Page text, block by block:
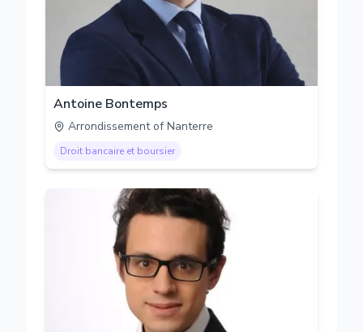
Antoine Bontemps
Arrondissement of Nanterre
Droit bancaire et boursier